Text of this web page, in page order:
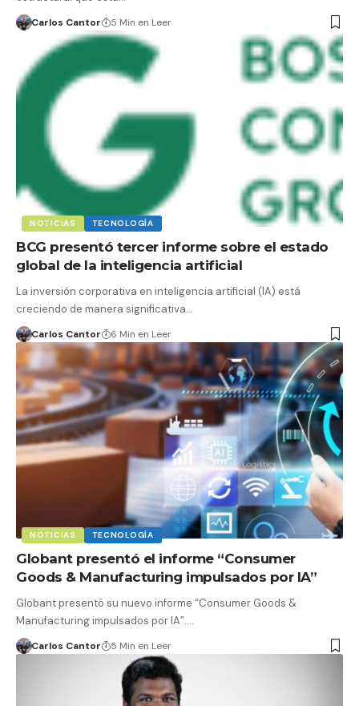
Carlos Cantor 5 Min en Leer
NOTICIAS TECNOLOGÍA
BCG presentó tercer informe sobre el estado
global de la inteligencia artificial
La inversión corporativa en inteligencia artificial (IA) está
creciendo de manera significativa…
Carlos Cantor 6 Min en Leer
NOTICIAS TECNOLOGÍA
Globant presentó el informe “Consumer
Goods & Manufacturing impulsados por IA”
Globant presentó su nuevo informe “Consumer Goods &
Manufacturing impulsados por IA”.…
Carlos Cantor 5 Min en Leer